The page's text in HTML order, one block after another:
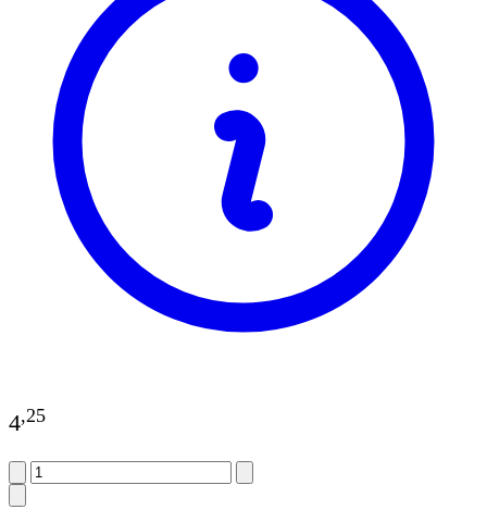
4,25